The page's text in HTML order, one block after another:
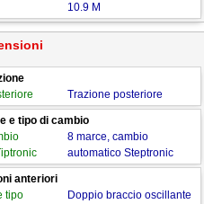
10.9 M
Trazione posteriore
e tipo di cambio
8 marce, cambio
automatico Steptronic
anteriori
tipo
Doppio braccio oscillante